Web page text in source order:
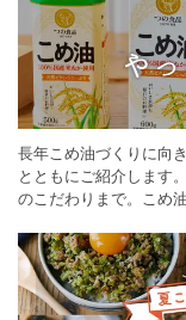
長年こめ油づくりに向
とともにご紹介します
のこだわりまで。こめ